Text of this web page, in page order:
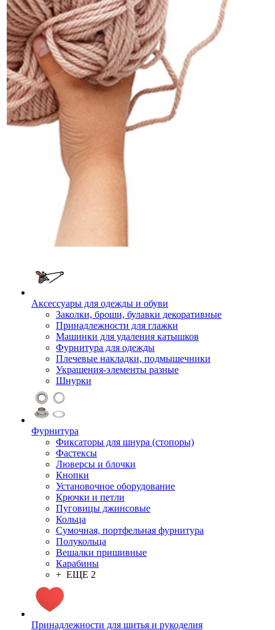
Аксессуары для одежды и обуви
Заколки, броши, булавки декоративные
Принадлежности для глажки
Машинки для удаления катышков
Фурнитура для одежды
Плечевые накладки, подмышечники
Украшения-элементы разные
Шнурки
Фурнитура
Фиксаторы для шнура (стопоры)
Фастексы
Люверсы и блочки
Кнопки
Установочное оборудование
Крючки и петли
Пуговицы джинсовые
Кольца
Сумочная, портфельная фурнитура
Полукольца
Вешалки пришивные
Карабины
+ ЕЩЕ 2
Принадлежности для шитья и рукоделия